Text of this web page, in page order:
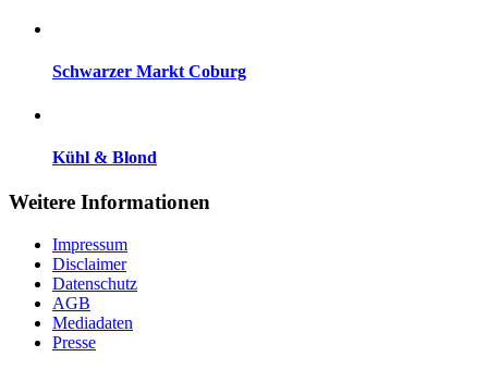
Schwarzer Markt Coburg
Kühl & Blond
Weitere Informationen
Impressum
Disclaimer
Datenschutz
AGB
Mediadaten
Presse